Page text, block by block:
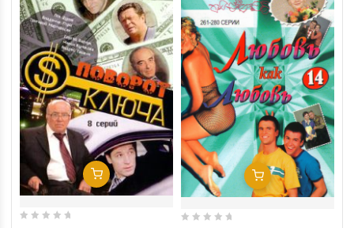
Добавить В Корзину Добавить В Корзину